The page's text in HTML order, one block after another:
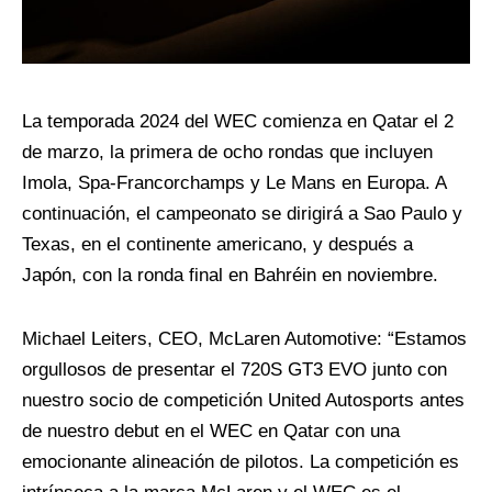
La temporada 2024 del WEC comienza en Qatar el 2
de marzo, la primera de ocho rondas que incluyen
Imola, Spa-Francorchamps y Le Mans en Europa. A
continuación, el campeonato se dirigirá a Sao Paulo y
Texas, en el continente americano, y después a
Japón, con la ronda final en Bahréin en noviembre.
Michael Leiters, CEO, McLaren Automotive: “Estamos
orgullosos de presentar el 720S GT3 EVO junto con
nuestro socio de competición United Autosports antes
de nuestro debut en el WEC en Qatar con una
emocionante alineación de pilotos. La competición es